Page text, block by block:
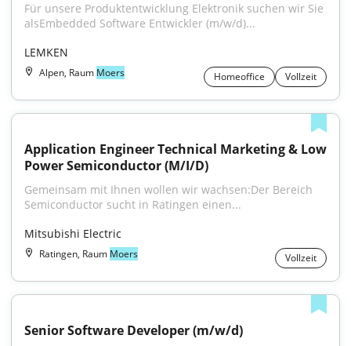
Für unsere Produktentwicklung Elektronik suchen wir Sie
alsEmbedded Software Entwickler (m/w/d)...
LEMKEN
Alpen, Raum Moers Homeoffice Vollzeit
Application Engineer Technical Marketing & Low
Power Semiconductor (M/I/D)
Gemeinsam mit Ihnen wollen wir wachsen:Der Bereich
Semiconductor sucht in Ratingen einen...
Mitsubishi Electric
Ratingen, Raum Moers Vollzeit
Senior Software Developer (m/w/d)